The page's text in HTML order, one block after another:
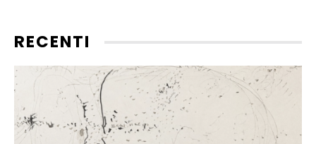
RECENTI